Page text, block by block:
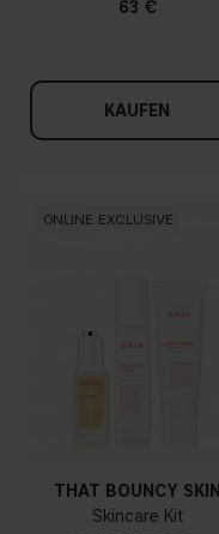
63 €
KAUFEN
ONLINE EXCLUSIVE
THAT BOUNCY SKIN
Skincare Kit